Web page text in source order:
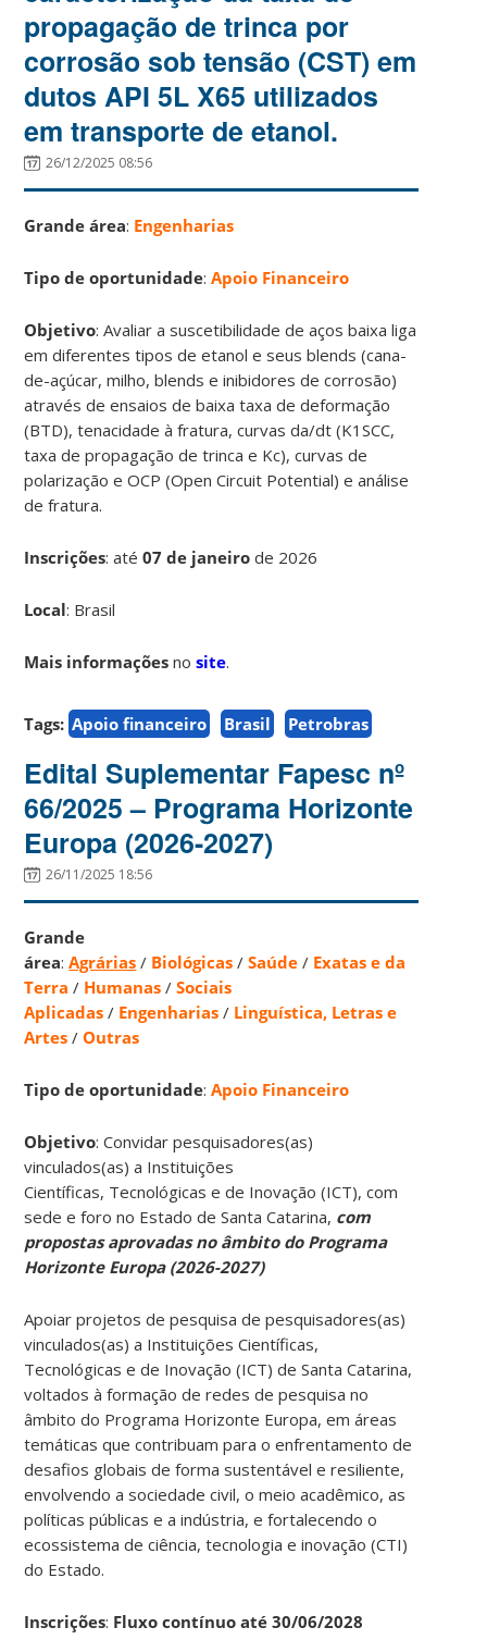
propagação de trinca por
corrosão sob tensão (CST) em
dutos API 5L X65 utilizados
em transporte de etanol.
26/12/2025 08:56
Grande área: Engenharias
Tipo de oportunidade:Apoio Financeiro
Objetivo: Avaliar a suscetibilidade de aços baixa liga
em diferentes tipos de etanol e seus blends (cana-
de-açúcar, milho, blends e inibidores de corrosão)
através de ensaios de baixa taxa de deformação
(BTD), tenacidade à fratura, curvas da/dt (K1SCC,
taxa de propagação de trinca e Kc), curvas de
polarização e OCP (Open Circuit Potential) e análise
de fratura.
Inscrições: até07 de janeirode 2026
Local: Brasil
Mais informações nosite.
Tags: Apoio financeiro Brasil Petrobras
Edital Suplementar Fapesc nº
66/2025 – Programa Horizonte
Europa (2026-2027)
26/11/2025 18:56
Grande
área:Agrárias / Biológicas /Saúde / Exatas e da
Terra / Humanas /Sociais
Aplicadas / Engenharias / Linguística, Letras e
Artes /Outras
Tipo de oportunidade:Apoio Financeiro
Objetivo: Convidar pesquisadores(as)
vinculados(as) a Instituições
Científicas, Tecnológicas e de Inovação (ICT), com
sede e foro no Estado de Santa Catarina, com
propostas aprovadas no âmbito do Programa
Horizonte Europa (2026-2027)
Apoiar projetos de pesquisa de pesquisadores(as)
vinculados(as) a Instituições Científicas,
Tecnológicas e de Inovação (ICT) de Santa Catarina,
voltados à formação de redes de pesquisa no
âmbito do Programa Horizonte Europa, em áreas
temáticas que contribuam para o enfrentamento de
desafios globais de forma sustentável e resiliente,
envolvendo a sociedade civil, o meio acadêmico, as
políticas públicas e a indústria, e fortalecendo o
ecossistema de ciência, tecnologia e inovação (CTI)
do Estado.
Inscrições: Fluxo contínuo até 30/06/2028